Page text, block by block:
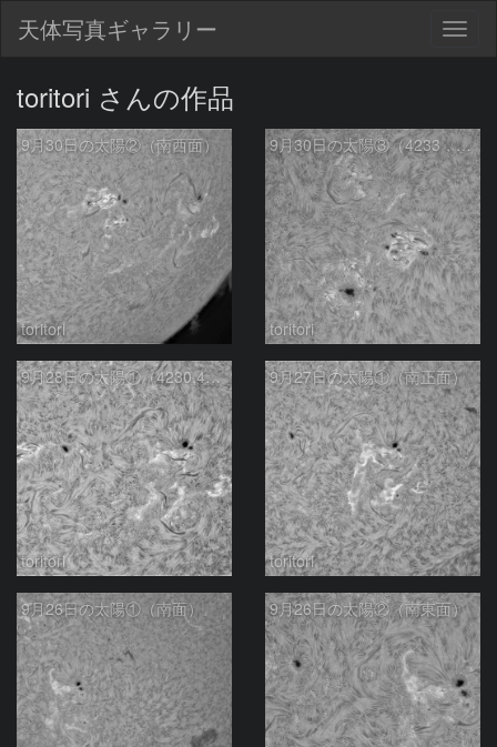
天体写真ギャラリー
toritori さんの作品
9月30日の太陽②（南西面）
toritori
9月30日の太陽③（4233，4236，4232）
toritori
9月28日の太陽①（4230,4226）
toritori
9月27日の太陽①（南正面）
toritori
9月26日の太陽①（南面） 9月26日の太陽②（南東面）